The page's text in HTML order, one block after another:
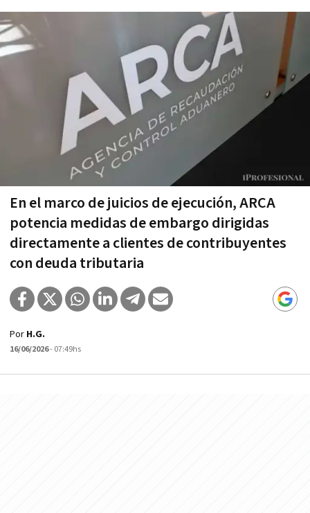
En el marco de juicios de ejecución, ARCA
potencia medidas de embargo dirigidas
directamente a clientes de contribuyentes
con deuda tributaria
Por H.G.
16/06/2026- 07:49hs